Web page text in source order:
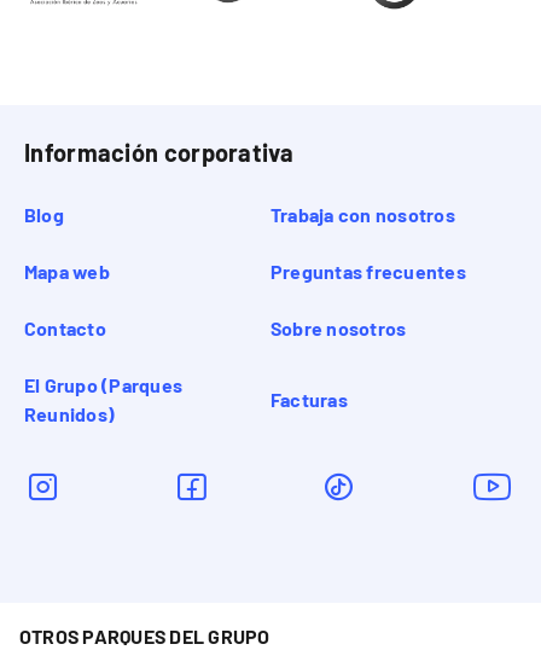
Información corporativa
Blog Trabaja con nosotros
Mapa web Preguntas frecuentes
Contacto Sobre nosotros
El Grupo (Parques
Reunidos)
Facturas
OTROS PARQUES DEL GRUPO